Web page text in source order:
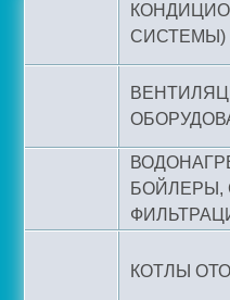
СИСТЕМЫ)
БОЙЛЕРЫ,
КОТЛЫ